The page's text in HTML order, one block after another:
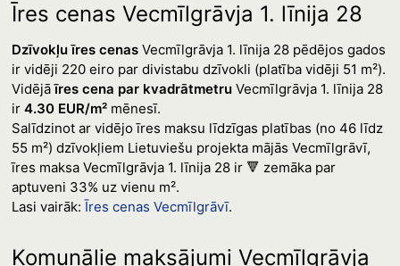
Īres cenas Vecmīlgrāvja 1. līnija 28
Dzīvokļu īres cenasVecmīlgrāvja 1. līnija 28 pēdējos gados
ir vidēji 220 eiro par divistabu dzīvokli (platība vidēji 51 m²).
Vidējāīres cena par kvadrātmetruVecmīlgrāvja 1. līnija 28
ir 4.30 EUR/m²mēnesī.
Salīdzinot ar vidējo īres maksu līdzīgas platības (no 46 līdz
55 m²) dzīvokļiem Lietuviešu projekta mājās Vecmīlgrāvī,
īres maksa Vecmīlgrāvja 1. līnija 28 ir 🔻 zemāka par
aptuveni 33% uz vienu m².
Lasi vairāk:Īres cenas Vecmīlgrāvī.
Komunālie maksājumi Vecmīlgrāvja